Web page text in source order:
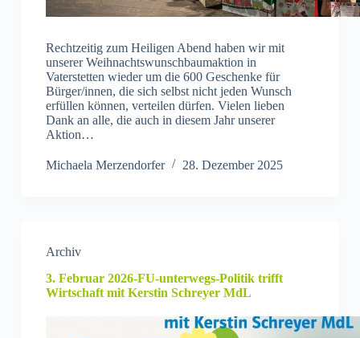
Rechtzeitig zum Heiligen Abend haben wir mit
unserer Weihnachtswunschbaumaktion in
Vaterstetten wieder um die 600 Geschenke für
Bürger/innen, die sich selbst nicht jeden Wunsch
erfüllen können, verteilen dürfen. Vielen lieben
Dank an alle, die auch in diesem Jahr unserer
Aktion…
Michaela Merzendorfer 28. Dezember 2025
Archiv
3. Februar 2026-FU-unterwegs-Politik trifft
Wirtschaft mit Kerstin Schreyer MdL